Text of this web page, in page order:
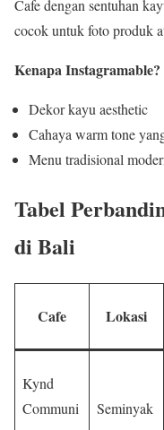
Cafe dengan sentuhan
cocok untuk foto produk
Kenapa Instagramable?
Dekor kayu aesthetic
Cahaya warm tone
Menu tradisional
Tabel
di Bali
Cafe Lokasi
Kynd
Communi
Seminyak